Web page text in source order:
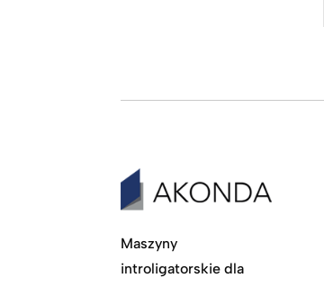
Maszyny
introligatorskie dla